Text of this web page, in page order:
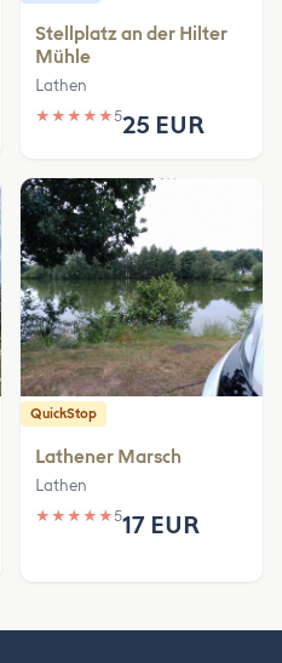
Stellplatz an der Hilter
Mühle
Lathen
★ ★ ★ ★ ★525 EUR
QuickStop
Lathener Marsch
Lathen
★ ★ ★ ★ ★517 EUR